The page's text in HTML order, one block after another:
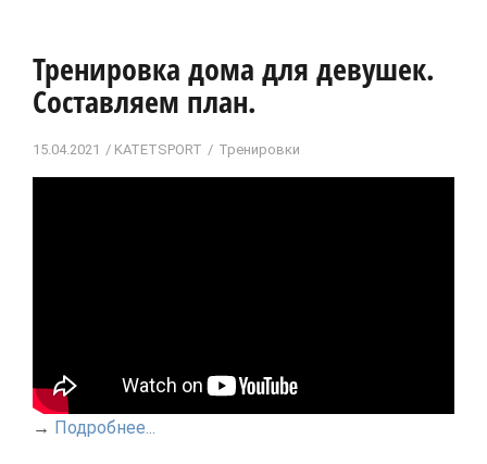
Тренировка дома для девушек.
Составляем план.
15.04.2021 KATETSPORT Тренировки
→ Подробнее...